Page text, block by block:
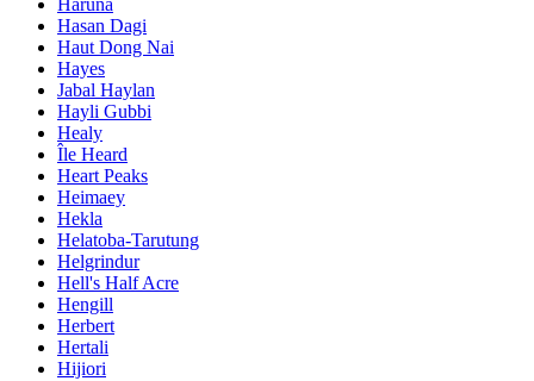
Hasan Dagi
Haut Dong Nai
Hayes
Jabal Haylan
Hayli Gubbi
Healy
Île Heard
Heart Peaks
Heimaey
Hekla
Helatoba-Tarutung
Helgrindur
Hell's Half Acre
Hengill
Herbert
Hertali
Hijiori